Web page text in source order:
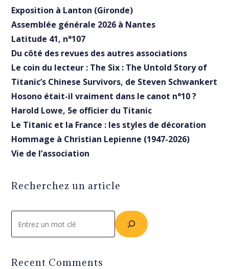
Exposition à Lanton (Gironde)
Assemblée générale 2026 à Nantes
Latitude 41, n°107
Du côté des revues des autres associations
Le coin du lecteur : The Six : The Untold Story of
Titanic’s Chinese Survivors, de Steven Schwankert
Hosono était-il vraiment dans le canot n°10 ?
Harold Lowe, 5e officier du Titanic
Le Titanic et la France : les styles de décoration
Hommage à Christian Lepienne (1947-2026)
Vie de l’association
Recherchez un article
Recent Comments